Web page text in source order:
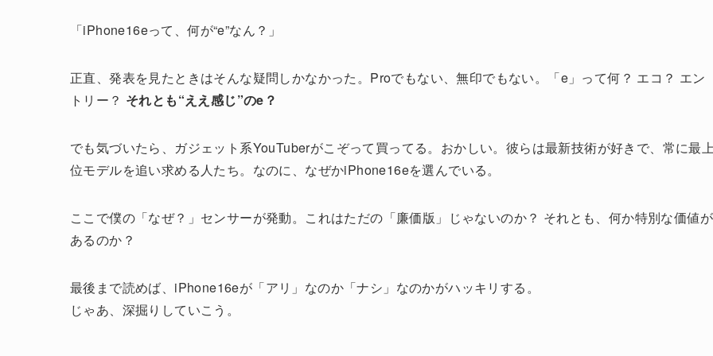
「iPhone16eって、何が“e”なん？」
正直、発表を見たときはそんな疑問しかなかった。Proでもない、無印でもない。「e」って何？ エコ？ エン
トリー？ それとも“ええ感じ”のe？
でも気づいたら、ガジェット系YouTuberがこぞって買ってる。おかしい。彼らは最新技術が好きで、常に最
位モデルを追い求める人たち。なのに、なぜかiPhone16eを選んでいる。
ここで僕の「なぜ？」センサーが発動。これはただの「廉価版」じゃないのか？ それとも、何か特別な価値が
あるのか？
最後まで読めば、iPhone16eが「アリ」なのか「ナシ」なのかがハッキリする。
じゃあ、深掘りしていこう。